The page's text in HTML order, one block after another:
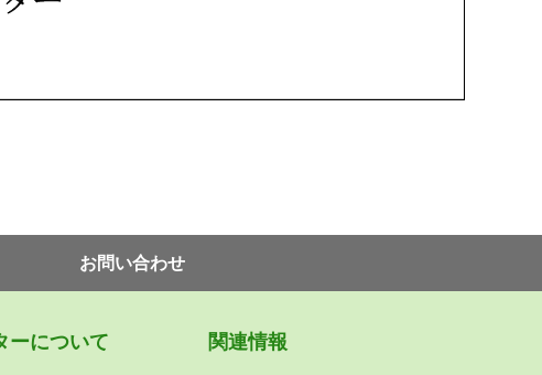
お問い合わせ
ーについて 関連情報